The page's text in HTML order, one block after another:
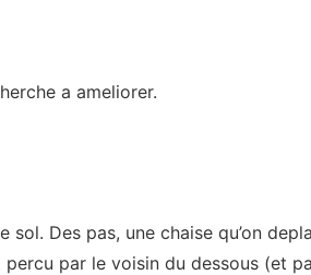
a ameliorer.
Des pas, une chaise qu’on
par le voisin du dessous (et